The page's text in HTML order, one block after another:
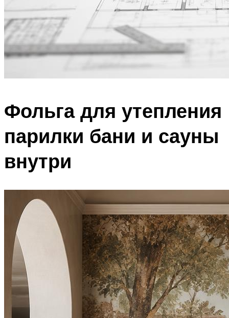
Фольга для утепления
парилки бани и сауны
внутри